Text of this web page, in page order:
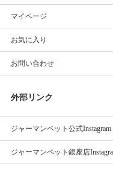
マイページ
お気に入り
お問い合わせ
外部リンク
ジャーマンペット公式Instagram
ジャーマンペット銀座店